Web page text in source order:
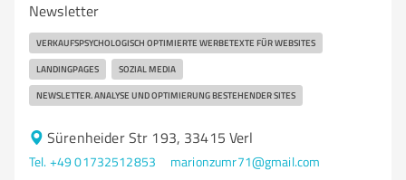
Newsletter
VERKAUFSPSYCHOLOGISCH OPTIMIERTE WERBETEXTE FÜR WEBSITES
LANDINGPAGES SOZIAL MEDIA
NEWSLETTER. ANALYSE UND OPTIMIERUNG BESTEHENDER SITES
Sürenheider Str 193, 33415 Verl
Tel. +49 01732512853 marionzumr71@gmail.com